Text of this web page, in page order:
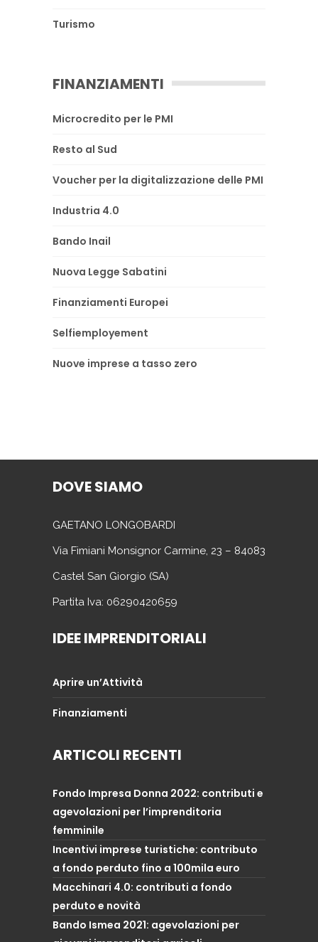
Turismo
FINANZIAMENTI
Microcredito per le PMI
Resto al Sud
Voucher per la digitalizzazione delle PMI
Industria 4.0
Bando Inail
Nuova Legge Sabatini
Finanziamenti Europei
Selfiemployement
Nuove imprese a tasso zero
DOVE SIAMO
GAETANO LONGOBARDI
Via Fimiani Monsignor Carmine, 23 – 84083
Castel San Giorgio (SA)
Partita Iva: 06290420659
IDEE IMPRENDITORIALI
Aprire un’Attività
Finanziamenti
ARTICOLI RECENTI
Fondo Impresa Donna 2022: contributi e
agevolazioni per l’imprenditoria
femminile
Incentivi imprese turistiche: contributo
a fondo perduto fino a 100mila euro
Macchinari 4.0: contributi a fondo
perduto e novità
Bando Ismea 2021: agevolazioni per